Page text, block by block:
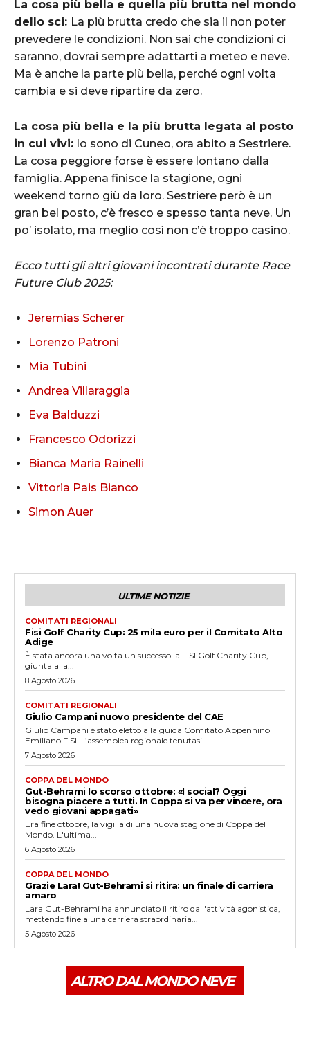
La cosa più bella e quella più brutta nel mondo
dello sci: La più brutta credo che sia il non poter
prevedere le condizioni. Non sai che condizioni ci
saranno, dovrai sempre adattarti a meteo e neve.
Ma è anche la parte più bella, perché ogni volta
cambia e si deve ripartire da zero.
La cosa più bella e la più brutta legata al posto
in cui vivi: Io sono di Cuneo, ora abito a Sestriere.
La cosa peggiore forse è essere lontano dalla
famiglia. Appena finisce la stagione, ogni
weekend torno giù da loro. Sestriere però è un
gran bel posto, c’è fresco e spesso tanta neve. Un
po’ isolato, ma meglio così non c’è troppo casino.
Ecco tutti gli altri giovani incontrati durante Race
Future Club 2025:
Jeremias Scherer
Lorenzo Patroni
Mia Tubini
Andrea Villaraggia
Eva Balduzzi
Francesco Odorizzi
Bianca Maria Rainelli
Vittoria Pais Bianco
Simon Auer
ULTIME NOTIZIE
COMITATI REGIONALI
Fisi Golf Charity Cup: 25 mila euro per il Comitato Alto
Adige
È stata ancora una volta un successo la FISI Golf Charity Cup,
giunta alla...
8 Agosto 2026
COMITATI REGIONALI
Giulio Campani nuovo presidente del CAE
Giulio Campani è stato eletto alla guida Comitato Appennino
Emiliano FISI. L’assemblea regionale tenutasi...
7 Agosto 2026
COPPA DEL MONDO
Gut-Behrami lo scorso ottobre: «I social? Oggi
bisogna piacere a tutti. In Coppa si va per vincere, ora
vedo giovani appagati»
Era fine ottobre, la vigilia di una nuova stagione di Coppa del
Mondo. L'ultima...
6 Agosto 2026
COPPA DEL MONDO
Grazie Lara! Gut-Behrami si ritira: un finale di carriera
amaro
Lara Gut-Behrami ha annunciato il ritiro dall'attività agonistica,
mettendo fine a una carriera straordinaria...
5 Agosto 2026
ALTRO DAL MONDO NEVE